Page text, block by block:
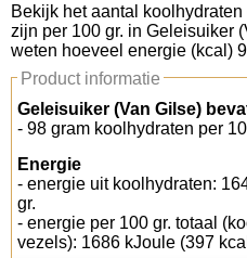
Koolhydraten tellen
Links
Bekijk het aantal
zijn per 100 gr. in Geleisuiker
weten hoeveel energie (kcal)
Product informatie
Geleisuiker (Van Gilse)
- 98 gram koolhydraten per
Energie
- energie uit koolhydraten:
gr.
- energie per 100 gr. totaal
vezels): 1686 kJoule (397